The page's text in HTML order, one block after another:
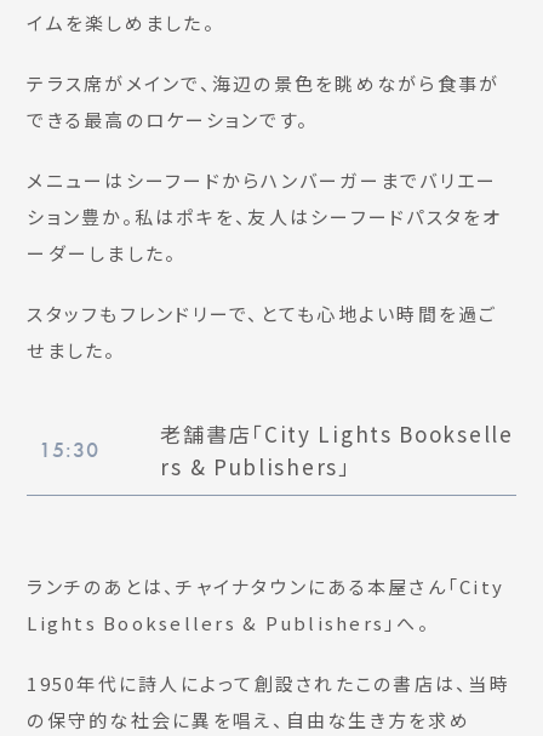
イムを楽しめました。
テラス席がメインで、海辺の景色を眺めながら食事が
できる最高のロケーションです。
メニューはシーフードからハンバーガーまでバリエー
ション豊か。私はポキを、友人はシーフードパスタをオ
ーダーしました。
スタッフもフレンドリーで、とても心地よい時間を過ご
せました。
15:30
老舗書店「City Lights Bookselle
rs & Publishers」
ランチのあとは、チャイナタウンにある本屋さん「City
Lights Booksellers & Publishers」へ。
1950年代に詩人によって創設されたこの書店は、当時
の保守的な社会に異を唱え、自由な生き方を求め